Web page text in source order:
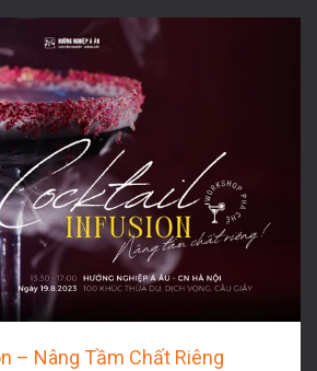
– Nâng Tầm Chất Riêng